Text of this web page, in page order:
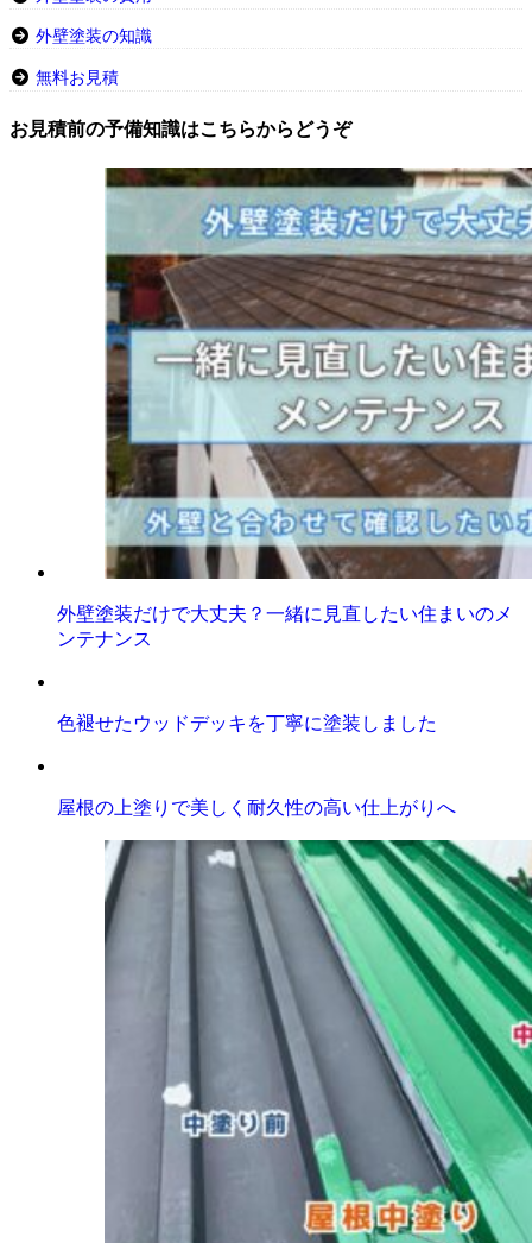
外壁塗装の知識
無料お見積
お見積前の予備知識はこちらからどうぞ
外壁塗装だけで大丈夫？一緒に見直したい住まいのメ
ンテナンス
色褪せたウッドデッキを丁寧に塗装しました
屋根の上塗りで美しく耐久性の高い仕上がりへ